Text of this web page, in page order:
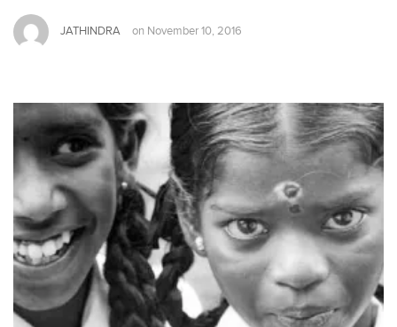
JATHINDRA on November 10, 2016